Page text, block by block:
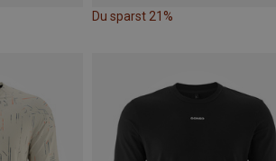
Du sparst 21%